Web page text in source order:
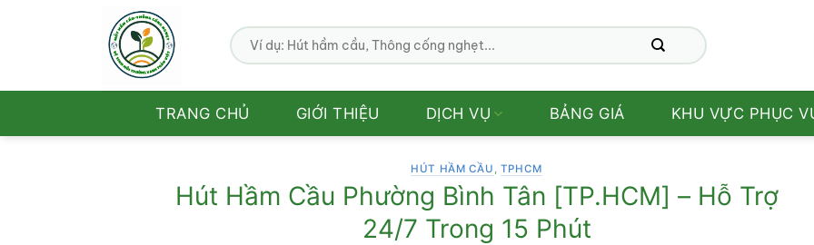
TRANG CHỦ GIỚI THIỆU DỊCH VỤ BẢNG GIÁ KHU VỰC PHỤC
HÚT HẦM CẦU , TPHCM
Hút Hầm Cầu Phường Bình Tân [TP.HCM] – Hỗ Trợ
24/7 Trong 15 Phút